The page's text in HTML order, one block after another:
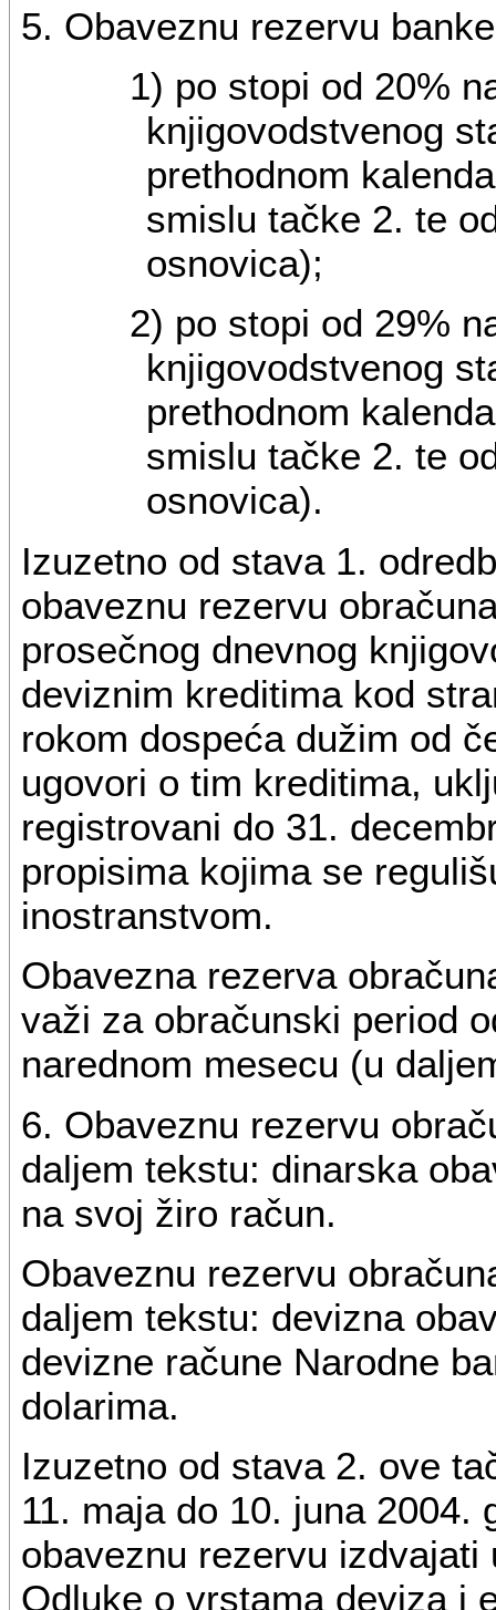
5. Obaveznu rezervu
1) po stopi od 20%
knjigovodstvenog
prethodnom
smislu tačke 2. te
osnovica);
2) po stopi od 29%
knjigovodstvenog
prethodnom
smislu tačke 2. te
osnovica).
Izuzetno od stava 1.
obaveznu rezervu
prosečnog dnevnog
deviznim kreditima kod
rokom dospeća dužim od
ugovori o tim kreditima,
registrovani do 31.
propisima kojima se
inostranstvom.
Obavezna rezerva
važi za obračunski period
narednom mesecu (u
6. Obaveznu rezervu
daljem tekstu: dinarska
na svoj žiro račun.
Obaveznu rezervu
daljem tekstu: devizna
devizne račune Narodne
dolarima.
Izuzetno od stava 2. ove
11. maja do 10. juna 2004.
obaveznu rezervu
Odluke o vrstama deviza i